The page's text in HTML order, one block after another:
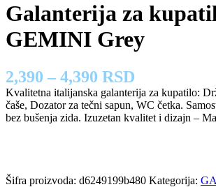
Galanterija za
GEMINI Grey
2,390 – 4,390 RSD
Kvalitetna italijanska galanterija za kupatilo:
čaše, Dozator za tečni sapun, WC četka.
bez bušenja zida. Izuzetan kvalitet i dizajn –
Šifra proizvoda: d6249199b480 Kategorija: